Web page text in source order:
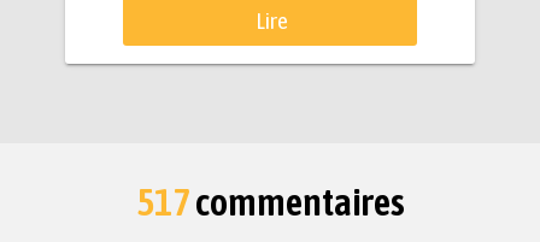
Lire
517commentaires